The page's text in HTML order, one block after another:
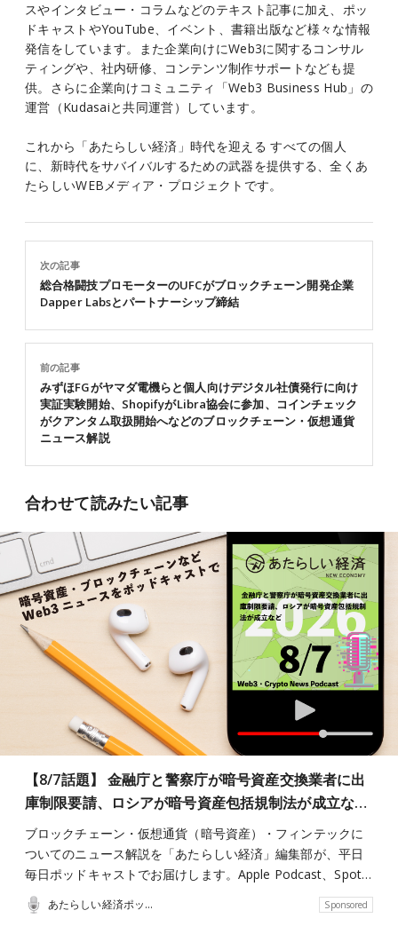
スやインタビュー・コラムなどのテキスト記事に加え、ポッ
ドキャストやYouTube、イベント、書籍出版など様々な情報
発信をしています。また企業向けにWeb3に関するコンサル
ティングや、社内研修、コンテンツ制作サポートなども提
供。さらに企業向けコミュニティ「Web3 Business Hub」の
運営（Kudasaiと共同運営）しています。
これから「あたらしい経済」時代を迎える すべての個人
に、新時代をサバイバルするための武器を提供する、全くあ
たらしいWEBメディア・プロジェクトです。
前の記事
みずほFGがヤマダ電機らと個人向けデジタル社債発行に向け
実証実験開始、ShopifyがLibra協会に参加、コインチェック
がクアンタム取扱開始へなどのブロックチェーン・仮想通貨
ニュース解説
次の記事
総合格闘技プロモーターのUFCがブロックチェーン開発企業
Dapper Labsとパートナーシップ締結
合わせて読みたい記事
【8/7話題】 金融庁と警察庁が暗号資産交換業者に出
庫制限要請、ロシアが暗号資産包括規制法が成立な…
ブロックチェーン・仮想通貨（暗号資産）・フィンテックに
ついてのニュース解説を「あたらしい経済」編集部が、平日
毎日ポッドキャストでお届けします。Apple Podcast、Spot…
あたらしい経済ポッドキャスト Sponsored